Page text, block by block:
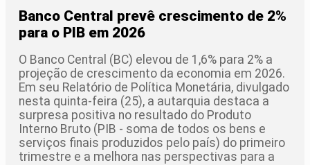
Banco Central prevê crescimento de 2%
para o PIB em 2026
O Banco Central (BC) elevou de 1,6% para 2% a
projeção de crescimento da economia em 2026.
Em seu Relatório de Política Monetária, divulgado
nesta quinta-feira (25), a autarquia destaca a
surpresa positiva no resultado do Produto
Interno Bruto (PIB - soma de todos os bens e
serviços finais produzidos pelo país) do primeiro
trimestre e a melhora nas perspectivas para a